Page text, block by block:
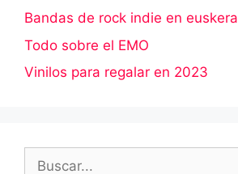
Bandas de rock indie en euskera
Todo sobre el EMO
Vinilos para regalar en 2023
Buscar: